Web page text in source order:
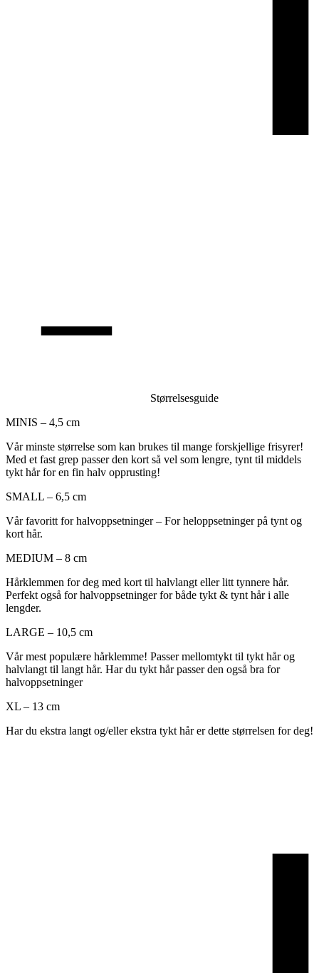
Størrelsesguide
MINIS – 4,5 cm
Vår minste størrelse som kan brukes til mange forskjellige frisyrer!
Med et fast grep passer den kort så vel som lengre, tynt til middels
tykt hår for en fin halv opprusting!
SMALL – 6,5 cm
Vår favoritt for halvoppsetninger – For heloppsetninger på tynt og
kort hår.
MEDIUM – 8 cm
Hårklemmen for deg med kort til halvlangt eller litt tynnere hår.
Perfekt også for halvoppsetninger for både tykt & tynt hår i alle
lengder.
LARGE – 10,5 cm
Vår mest populære hårklemme! Passer mellomtykt til tykt hår og
halvlangt til langt hår. Har du tykt hår passer den også bra for
halvoppsetninger
XL – 13 cm
Har du ekstra langt og/eller ekstra tykt hår er dette størrelsen for deg!